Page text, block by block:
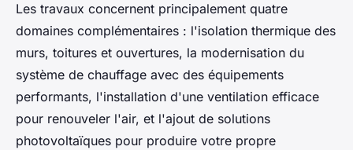
Les travaux concernent principalement quatre
domaines complémentaires : l'isolation thermique des
murs, toitures et ouvertures, la modernisation du
système de chauffage avec des équipements
performants, l'installation d'une ventilation efficace
pour renouveler l'air, et l'ajout de solutions
photovoltaïques pour produire votre propre